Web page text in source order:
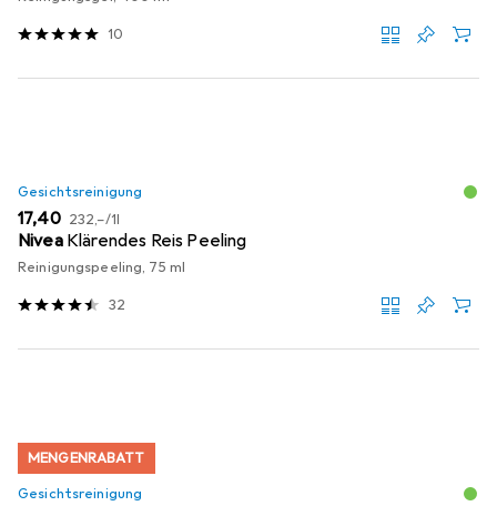
10
Gesichtsreinigung
EUR
17,40 EUR
232,–/1l
Nivea Klärendes Reis Peeling
Reinigungspeeling, 75 ml
32
MENGENRABATT
Gesichtsreinigung